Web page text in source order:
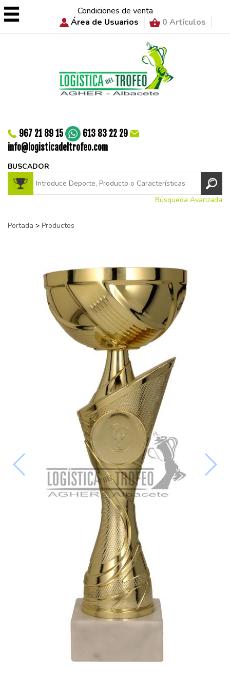
Condiciones de venta
Área de Usuarios
0 Artículos
967 21 89 15
613 83 22 29
info@logisticadeltrofeo.com
BUSCADOR
Búsqueda Avanzada
Portada > Productos